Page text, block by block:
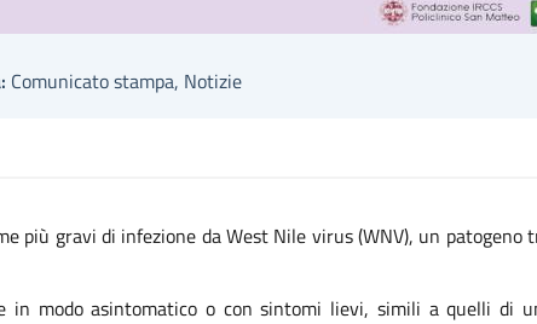
Comunicato stampa, Notizie
più gravi di infezione da West Nile virus (WNV), un patogeno
in modo asintomatico o con sintomi lievi, simili a quelli di